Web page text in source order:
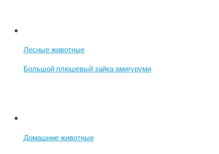
Лесные животные
Большой плюшевый зайка амигуруми
Домашние животные